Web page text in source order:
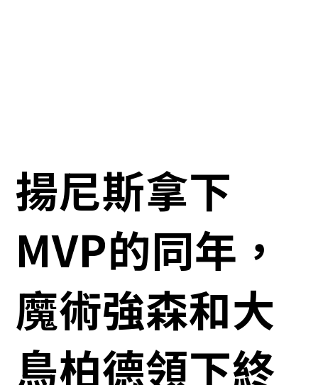
揚尼斯拿下
MVP的同年，
魔術強森和大
鳥柏德領下終